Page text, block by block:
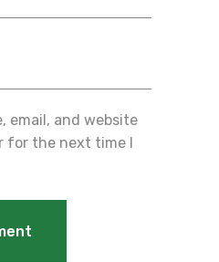
email, and website
for the next time I